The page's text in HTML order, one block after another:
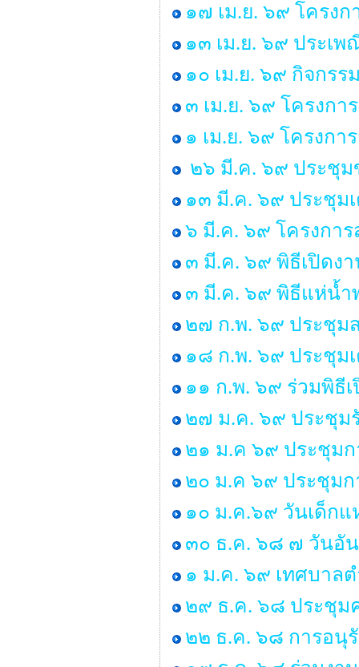
๑๗ เม.ย. ๖๙ โครง
๑๓ เม.ย. ๖๙ ประเ
๑๐ เม.ย. ๖๙ กิจกร
๓ เม.ย. ๖๙ โครงก
๑ เม.ย. ๖๙ โครงก
๒๖ มี.ค. ๖๙ ประชุม
๑๓ มี.ค. ๖๙ ประชุม
๖ มี.ค. ๖๙ โครงกา
๓ มี.ค. ๖๙ พิธีเปิดง
๓ มี.ค. ๖๙ พิธีแห่น้ำ
๒๗ ก.พ. ๖๙ ประชุม
๑๘ ก.พ. ๖๙ ประชุม
๑๑ ก.พ. ๖๙ ร่วมพิธี
๒๗ ม.ค. ๖๙ ประชุม
๒๑ ม.ค ๖๙ ประชุมก
๒๐ ม.ค ๖๙ ประชุม
๑๐ ม.ค.๖๙ วันเด็กแ
๓๐ ธ.ค. ๖๘ ๗ วันอั
๑ ม.ค. ๖๙ เทศบาล
๒๙ ธ.ค. ๖๘ ประชุม
๒๒ ธ.ค. ๖๘ การอนุ